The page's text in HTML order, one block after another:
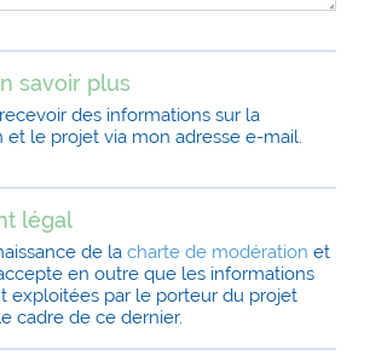
savoir plus
des informations sur la
et le projet via mon adresse e-mail.
légal
de la charte de modération et
en outre que les informations
exploitées par le porteur du projet
cadre de ce dernier.